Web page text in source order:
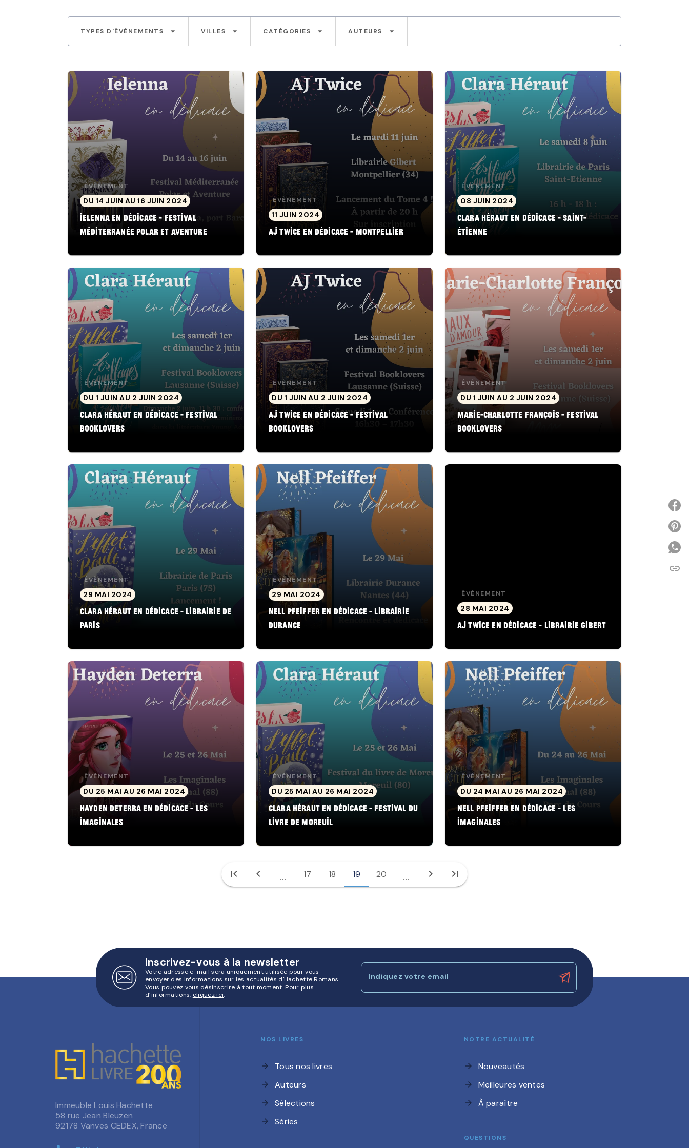
TYPES D'ÉVÈNEMENTS arrow_drop_down VILLES arrow_drop_down CATÉGORIES arrow_drop_down AUTEURS arrow_drop_down
ÉVÈNEMENT
DU 14 JUIN AU 16 JUIN 2024
Ielenna en dédicace - Festival
Méditerranée Polar et Aventure
ÉVÈNEMENT
11 JUIN 2024
AJ Twice en dédicace - Montpellier
ÉVÈNEMENT
08 JUIN 2024
Clara Héraut en dédicace - Saint-
Étienne
ÉVÈNEMENT
DU 1 JUIN AU 2 JUIN 2024
Clara Héraut en dédicace - Festival
Booklovers
ÉVÈNEMENT
DU 1 JUIN AU 2 JUIN 2024
AJ Twice en dédicace - Festival
Booklovers
ÉVÈNEMENT
DU 1 JUIN AU 2 JUIN 2024
Marie-Charlotte François - Festival
Booklovers
ÉVÈNEMENT
29 MAI 2024
Clara Héraut en dédicace - Librairie de
Paris
ÉVÈNEMENT
29 MAI 2024
Nell Pfeiffer en dédicace - Librairie
Durance
ÉVÈNEMENT
28 MAI 2024
AJ Twice en dédicace - Librairie Gibert
ÉVÈNEMENT
DU 25 MAI AU 26 MAI 2024
Hayden Deterra en dédicace - Les
Imaginales
ÉVÈNEMENT
DU 25 MAI AU 26 MAI 2024
Clara Héraut en dédicace - Festival du
Livre de Moreuil
ÉVÈNEMENT
DU 24 MAI AU 26 MAI 2024
Nell Pfeiffer en dédicace - Les
Imaginales
first_page chevron_left ... 17 18 19 20 ... chevron_right last_page
link
Inscrivez-vous à la newsletter
Votre adresse e-mail sera uniquement utilisée pour vous
envoyer des informations sur les actualités d'Hachette Romans.
Vous pouvez vous désinscrire à tout moment. Pour plus
d’informations, cliquez ici.
Indiquez votre email
Immeuble Louis Hachette
58 rue Jean Bleuzen
92178 Vanves CEDEX, France
NOS LIVRES
arrow_forward Tous nos livres
arrow_forward Auteurs
arrow_forward Sélections
arrow_forward Séries
NOTRE ACTUALITÉ
arrow_forward Nouveautés
arrow_forward Meilleures ventes
arrow_forward À paraître
QUESTIONS